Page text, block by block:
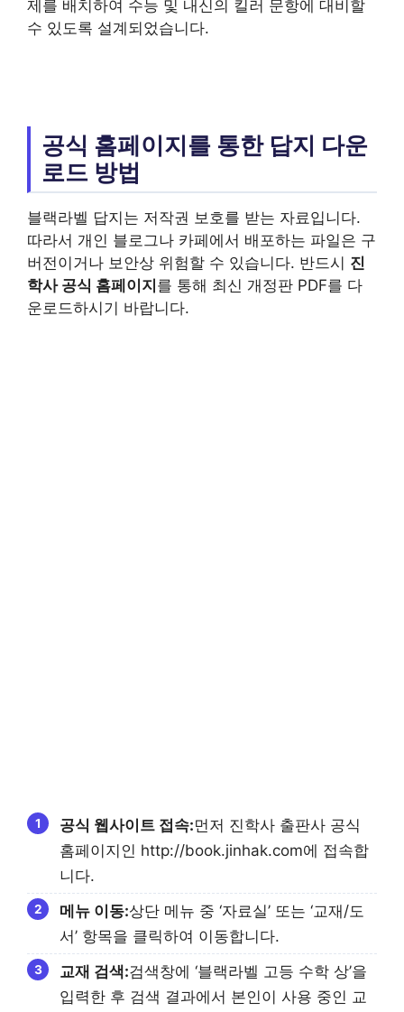
제를 배치하여 수능 및 내신의 킬러 문항에 대비할
수 있도록 설계되었습니다.
공식 홈페이지를 통한 답지 다운
로드 방법
블랙라벨 답지는 저작권 보호를 받는 자료입니다.
따라서 개인 블로그나 카페에서 배포하는 파일은 구
버전이거나 보안상 위험할 수 있습니다. 반드시 진
학사 공식 홈페이지 를 통해 최신 개정판 PDF를 다
운로드하시기 바랍니다.
공식 웹사이트 접속:먼저 진학사 출판사 공식
홈페이지인 http://book.jinhak.com에 접속합
니다.
메뉴 이동:상단 메뉴 중 ‘자료실’ 또는 ‘교재/도
서’ 항목을 클릭하여 이동합니다.
교재 검색:검색창에 ‘블랙라벨 고등 수학 상’을
입력한 후 검색 결과에서 본인이 사용 중인 교